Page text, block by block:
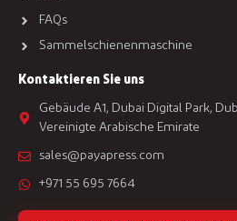
FAQs
Sammelschienenmaschine
Kontaktieren Sie uns
Gebäude A1, Dubai Digital Park,
Vereinigte Arabische Emirate
sales@payapress.com
+971 55 695 7664